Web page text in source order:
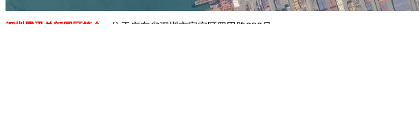
深圳腾讯总部园区简介：
位于广东省深圳市宝安区罗田路280号。